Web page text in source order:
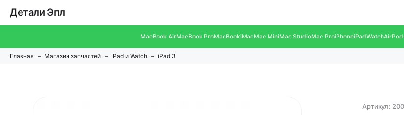
Детали Эпл
MacBook AirMacBook ProMacBookiMacMac MiniMac StudioMac ProiPhoneiPadWatch
Главная Магазин запчастей iPad и Watch iPad 3
Артикул: